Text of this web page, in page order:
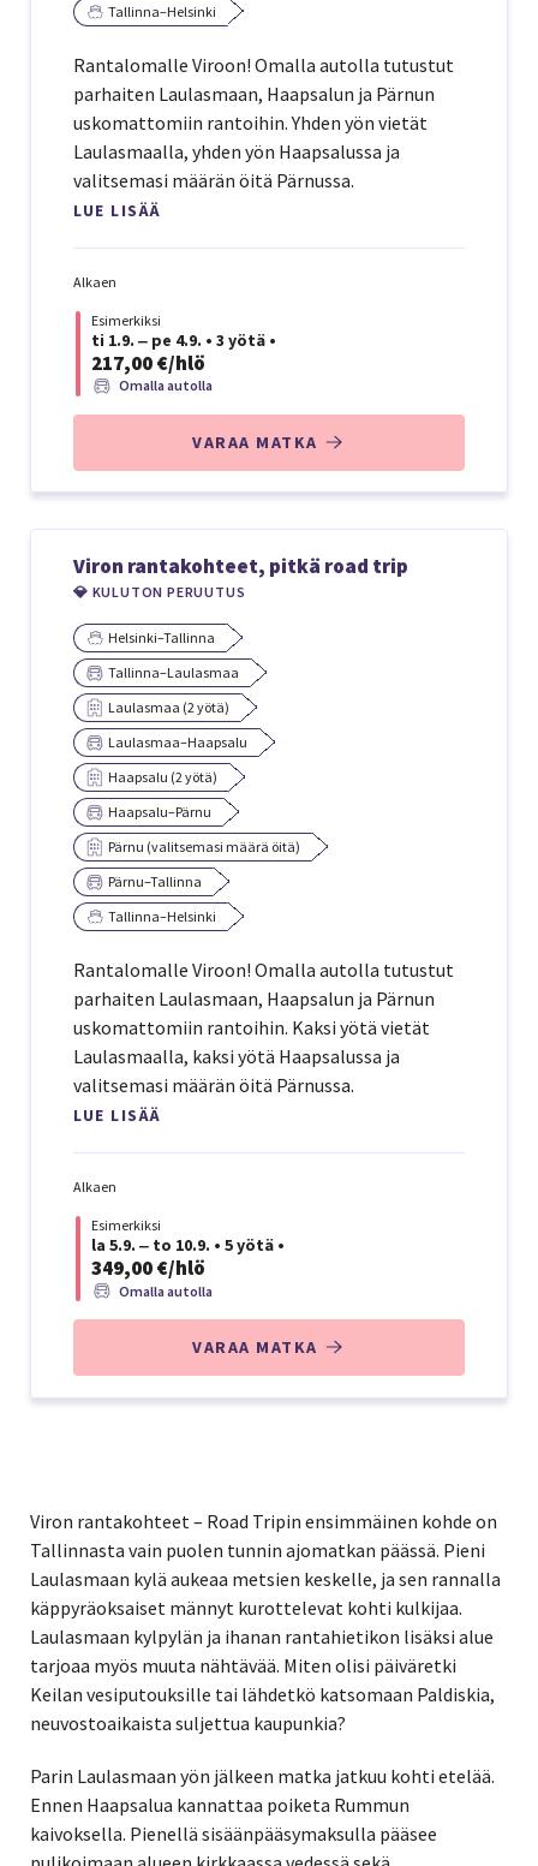
Tallinna–Helsinki
Rantalomalle Viroon! Omalla autolla tutustut
parhaiten Laulasmaan, Haapsalun ja Pärnun
uskomattomiin rantoihin. Yhden yön vietät
Laulasmaalla, yhden yön Haapsalussa ja
valitsemasi määrän öitä Pärnussa.
LUE LISÄÄ
Alkaen
Esimerkiksi
ti 1.9. ‒ pe 4.9. • 3 yötä •
217,00 €/hlö
Omalla autolla
VARAA MATKA
Viron rantakohteet, pitkä road trip
💎 KULUTON PERUUTUS
Helsinki–Tallinna
Tallinna–Laulasmaa
Laulasmaa (2 yötä)
Laulasmaa–Haapsalu
Haapsalu (2 yötä)
Haapsalu–Pärnu
Pärnu (valitsemasi määrä öitä)
Pärnu–Tallinna
Tallinna–Helsinki
Rantalomalle Viroon! Omalla autolla tutustut
parhaiten Laulasmaan, Haapsalun ja Pärnun
uskomattomiin rantoihin. Kaksi yötä vietät
Laulasmaalla, kaksi yötä Haapsalussa ja
valitsemasi määrän öitä Pärnussa.
LUE LISÄÄ
Alkaen
Esimerkiksi
la 5.9. ‒ to 10.9. • 5 yötä •
349,00 €/hlö
Omalla autolla
VARAA MATKA
Viron rantakohteet – Road Tripin ensimmäinen kohde on
Tallinnasta vain puolen tunnin ajomatkan päässä. Pieni
Laulasmaan kylä aukeaa metsien keskelle, ja sen rannalla
käppyräoksaiset männyt kurottelevat kohti kulkijaa.
Laulasmaan kylpylän ja ihanan rantahietikon lisäksi alue
tarjoaa myös muuta nähtävää. Miten olisi päiväretki
Keilan vesiputouksille tai lähdetkö katsomaan Paldiskia,
neuvostoaikaista suljettua kaupunkia?
Parin Laulasmaan yön jälkeen matka jatkuu kohti etelää.
Ennen Haapsalua kannattaa poiketa Rummun
kaivoksella. Pienellä sisäänpääsymaksulla pääsee